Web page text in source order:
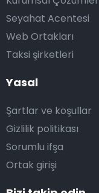
Seyahat Acentesi
Web Ortakları
Taksi şirketleri
Yasal
Şartlar ve koşullar
Gizlilik politikası
Sorumlu ifşa
Ortak girişi